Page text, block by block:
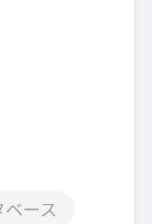
ース